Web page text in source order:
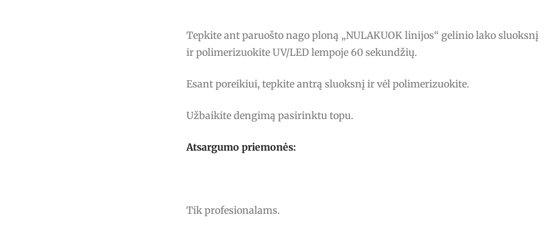
Tepkite ant paruošto nago ploną „NULAKUOK linijos“ gelinio lako sluoksnį
ir polimerizuokite UV/LED lempoje 60 sekundžių.
Esant poreikiui, tepkite antrą sluoksnį ir vėl polimerizuokite.
Užbaikite dengimą pasirinktu topu.
Atsargumo priemonės:
Tik profesionalams.